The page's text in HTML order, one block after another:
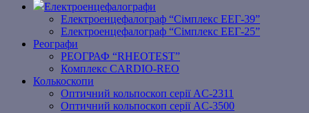
Електроенцефалографи
Електроенцефалограф “Сімплекс ЕЕГ-39”
Електроенцефалограф “Сімплекс ЕЕГ-25”
Реографи
РЕОГРАФ “RHEOTEST”
Комплекс CARDIO-REO
Колькоскопи
Оптичний кольпоскоп серії AC-2311
Оптичний кольпоскоп серії AC-3500